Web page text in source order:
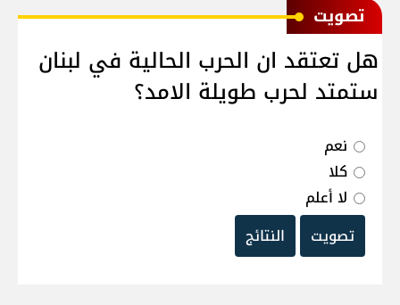
ﺗﺼﻮﻳﺖ
هل تعتقد ان الحرب الحالية في لبنان
ستمتد لحرب طويلة الامد؟
نعم
كلا
لا أعلم
تصويت
النتائج